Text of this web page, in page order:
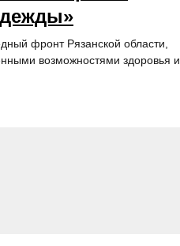
фронт Рязанской области,
возможностями здоровья и